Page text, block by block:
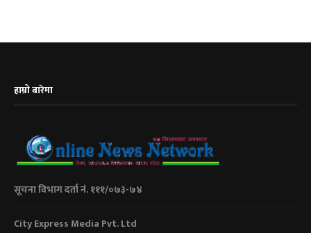
हाम्रो बारेमा
सूचना विभाग दर्ता नं. १११/०७३-७४
City Express Media Pvt. Ltd